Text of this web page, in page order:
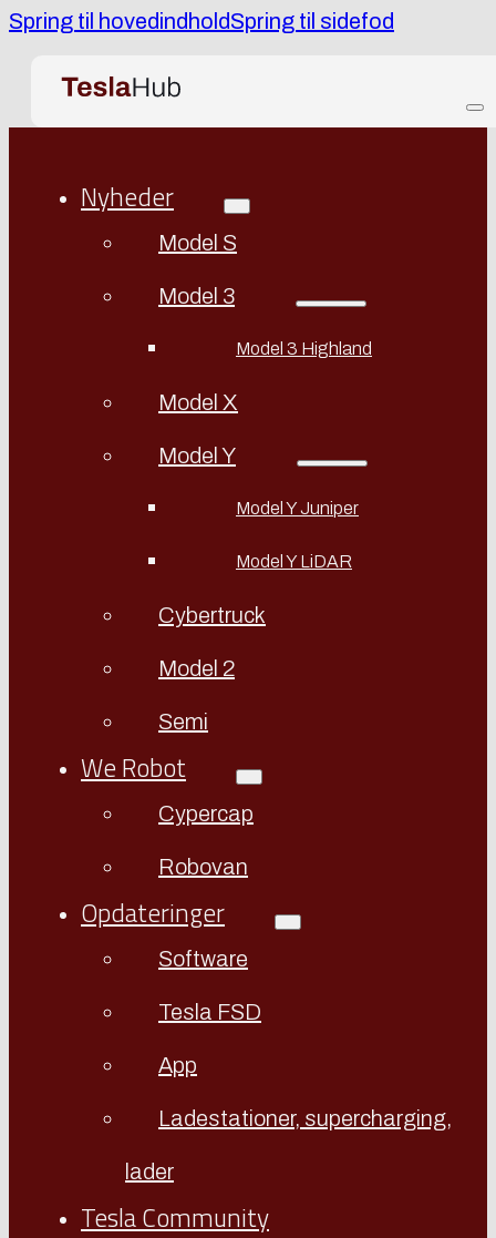
Spring til hovedindholdSpring til sidefod
Nyheder
Model S
Model 3
Model 3 Highland
Model X
Model Y
Model Y Juniper
Model Y LiDAR
Cybertruck
Model 2
Semi
We Robot
Cypercap
Robovan
Opdateringer
Software
Tesla FSD
App
Ladestationer, supercharging,
lader
Tesla Community